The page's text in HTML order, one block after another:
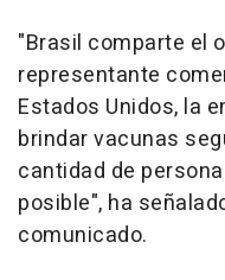
"Brasil comparte el
representante
Estados Unidos, la
brindar vacunas
cantidad de
posible", ha
comunicado.